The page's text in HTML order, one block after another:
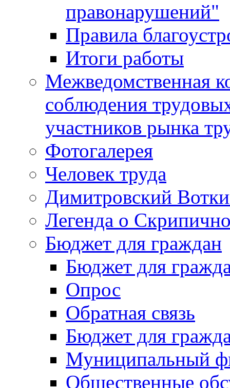
правонарушений"
Правила
Итоги работы
Межведомственная
соблюдения
участников рынка
Фотогалерея
Человек труда
Димитровский
Легенда о
Бюджет для граждан
Бюджет для
Опрос
Обратная связь
Бюджет для
Муниципальный
Общественные